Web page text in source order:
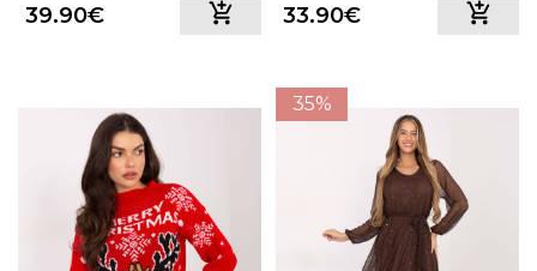
39.90€ 33.90€
35%